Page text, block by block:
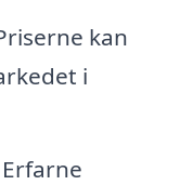
kan
i
Erfarne